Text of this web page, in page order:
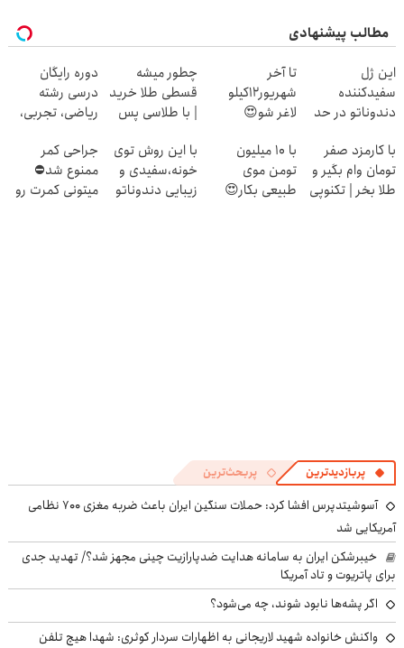
مطالب پیشنهادی
این ژل
سفیدکننده
دندوناتو در حد
میکنه
(40%تخفیف)
تا آخر
شهریور12کیلو
لاغر شو😍
چطور میشه
قسطی طلا خرید
| با طلاسی پس
دوره رایگان
درسی رشته
ریاضی، تجربی،
بگیرش)
با کارمزد صفر
تومان وام بگیر و
طلا بخر | تکنوپی
با 10 میلیون
تومن موی
طبیعی بکار😍
با این روش توی
خونه،سفیدی و
زیبایی دندوناتو
جراحی کمر
ممنوع شد⛔
میتونی کمرت رو
پربازدیدترین پربحث‌ترین
آسوشیتدپرس افشا کرد: حملات سنگین ایران باعث ضربه مغزی ۷۰۰ نظامی
آمریکایی شد
خیبرشکن ایران به سامانه هدایت ضدپارازیت چینی مجهز شد؟/ تهدید جدی
برای پاتریوت و تاد آمریکا
اگر پشه‌ها نابود شوند، چه می‌شود؟
واکنش خانواده شهید لاریجانی به اظهارات سردار کوثری: شهدا هیچ تلفن